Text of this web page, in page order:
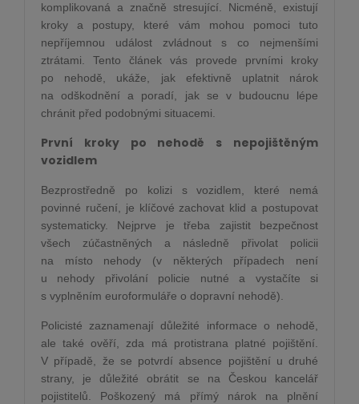
komplikovaná a značně stresující. Nicméně, existují
kroky a postupy, které vám mohou pomoci tuto
nepříjemnou událost zvládnout s co nejmenšími
ztrátami. Tento článek vás provede prvními kroky
po nehodě, ukáže, jak efektivně uplatnit nárok
na odškodnění a poradí, jak se v budoucnu lépe
chránit před podobnými situacemi.
První kroky po nehodě s nepojištěným
vozidlem
Bezprostředně po kolizi s vozidlem, které nemá
povinné ručení, je klíčové zachovat klid a postupovat
systematicky. Nejprve je třeba zajistit bezpečnost
všech zúčastněných a následně přivolat policii
na místo nehody (v některých případech není
u nehody přivolání policie nutné a vystačíte si
s vyplněním euroformuláře o dopravní nehodě).
Policisté zaznamenají důležité informace o nehodě,
ale také ověří, zda má protistrana platné pojištění.
V případě, že se potvrdí absence pojištění u druhé
strany, je důležité obrátit se na Českou kancelář
pojistitelů. Poškozený má přímý nárok na plnění